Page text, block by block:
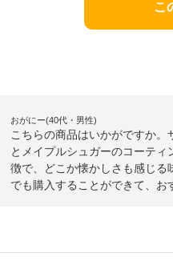
こ
おがにー(40代・男性)
こちらの商品はいかがですか
とメイプルシュガーのコーテ
徴で、どこか懐かしさも感じ
でも購入することができて、お